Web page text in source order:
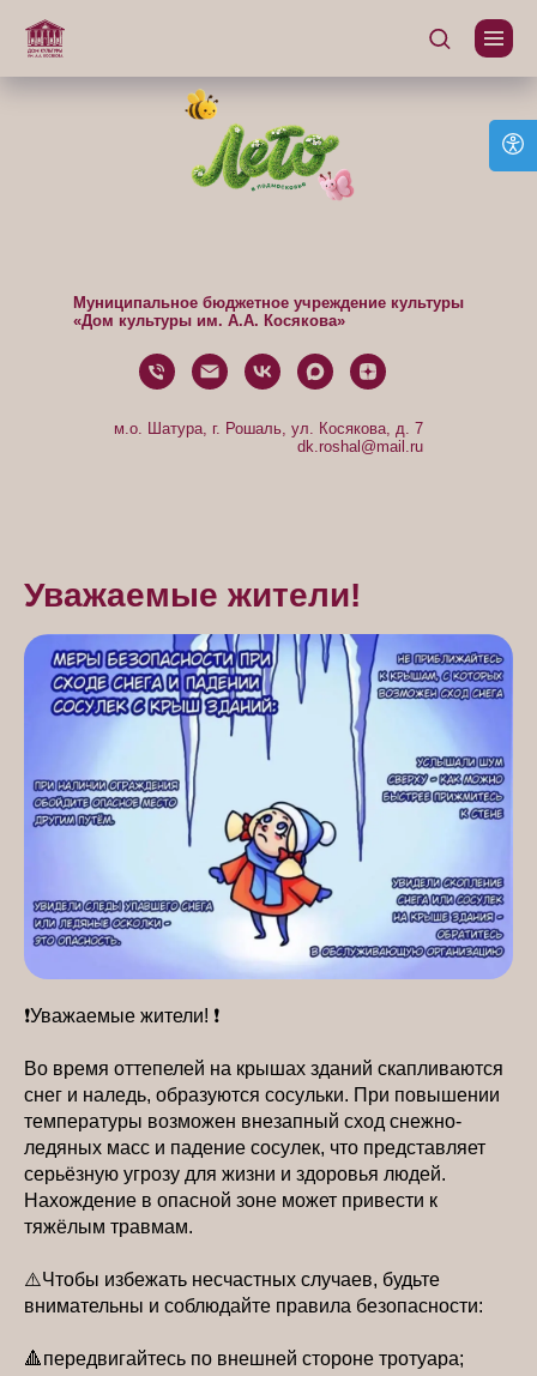
Муниципальное бюджетное учреждение культуры
«Дом культуры им. А.А. Косякова»
м.о. Шатура, г. Рошаль, ул. Косякова, д. 7
dk.roshal@mail.ru
Уважаемые жители!
❗Уважаемые жители! ❗
Во время оттепелей на крышах зданий скапливаются
снег и наледь, образуются сосульки. При повышении
температуры возможен внезапный сход снежно-
ледяных масс и падение сосулек, что представляет
серьёзную угрозу для жизни и здоровья людей.
Нахождение в опасной зоне может привести к
тяжёлым травмам.
⚠️Чтобы избежать несчастных случаев, будьте
внимательны и соблюдайте правила безопасности:
🔺передвигайтесь по внешней стороне тротуара;